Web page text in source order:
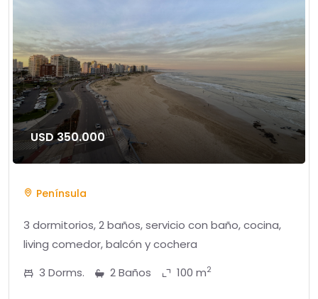
USD 350.000
Península
3 dormitorios, 2 baños, servicio con baño, cocina,
living comedor, balcón y cochera
3 Dorms.
2 Baños 100 m2